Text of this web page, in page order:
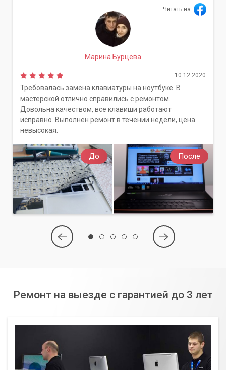
До После
Читать на
Марина Бурцева
10.12.2020
Требовалась замена клавиатуры на ноутбуке. В
мастерской отлично справились с ремонтом.
Довольна качеством, все клавиши работают
исправно. Выполнен ремонт в течении недели, цена
невысокая.
Ремонт на выезде с гарантией до 3 лет